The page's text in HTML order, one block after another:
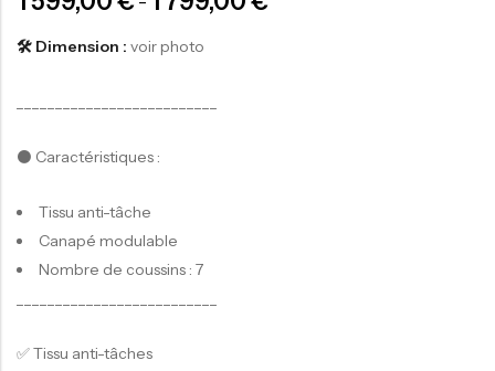
🛠️ Dimension : voir photo
⚫️ Caractéristiques :
Tissu anti-tâche
Canapé modulable
Nombre de coussins : 7
✅ Tissu anti-tâches